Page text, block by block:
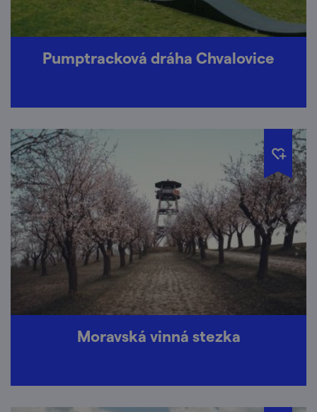
Pumptracková dráha Chvalovice
Moravská vinná stezka